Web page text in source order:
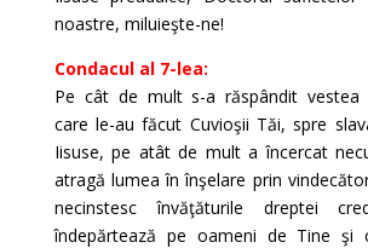
noastre, miluieşte-ne!
Condacul al 7-lea:
Pe cât de mult s-a răspândit vestea
care le-au făcut Cuvioşii Tăi, spre
Iisuse, pe atât de mult a încercat
atragă lumea în înşelare prin
necinstesc învăţăturile dreptei
îndepărtează pe oameni de Tine şi